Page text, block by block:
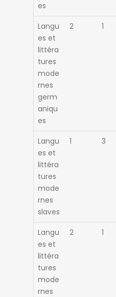
es
Langu
es et
littéra
tures
mode
rnes
germ
aniqu
es
2 1
Langu
es et
littéra
tures
mode
rnes
slaves
1 3
Langu
es et
littéra
tures
mode
rnes
2 1